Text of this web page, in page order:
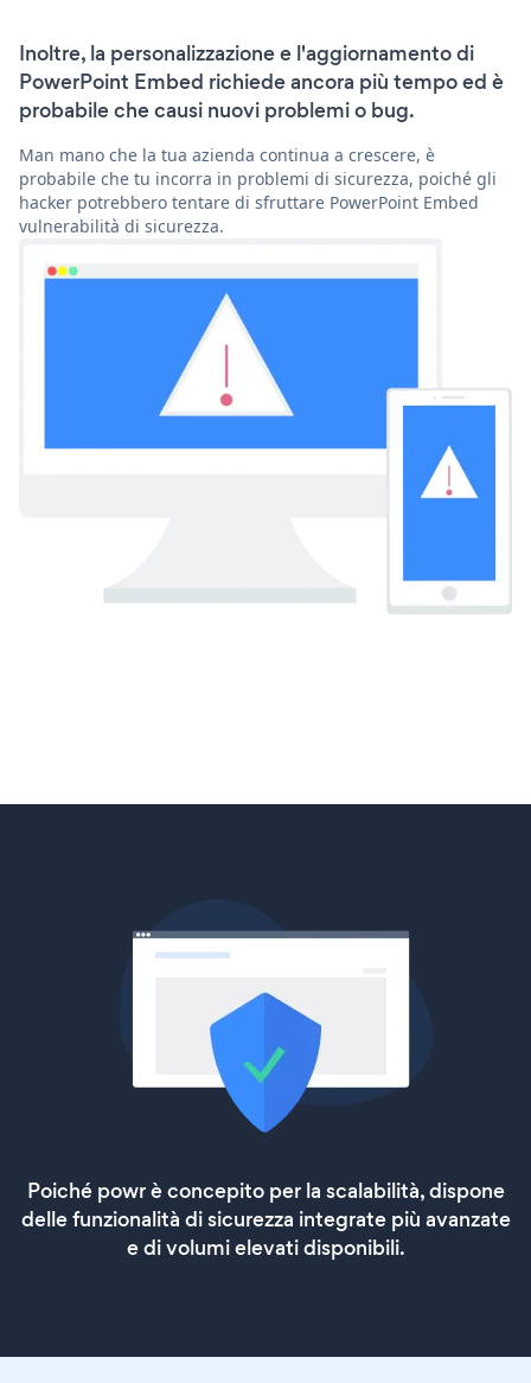
Inoltre, la personalizzazione e l'aggiornamento di
PowerPoint Embed richiede ancora più tempo ed è
probabile che causi nuovi problemi o bug.
Man mano che la tua azienda continua a crescere, è
probabile che tu incorra in problemi di sicurezza, poiché gli
hacker potrebbero tentare di sfruttare PowerPoint Embed
vulnerabilità di sicurezza.
Poiché powr è concepito per la scalabilità, dispone
delle funzionalità di sicurezza integrate più avanzate
e di volumi elevati disponibili.